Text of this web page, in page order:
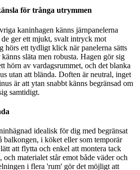
för trånga utrymmen
kaninhagen känns järnpanelerna
ger ett mjukt, svalt intryck mot
hörs ett tydligt klick när panelerna sätts
släta men robusta. Hagen gör sig
hörn av vardagsrummet, och det blanka
utan att blända. Doften är neutral, inget
är att ytan snabbt känns begränsad om
samtidigt.
idealisk för dig med begränsat
balkongen, i köket eller som temporär
att flytta och enkel att montera tack
materialet står emot både väder och
i flera 'rum' gör det möjligt att